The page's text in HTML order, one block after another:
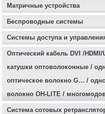
Матричные устройства
Беспроводные системы
Системы доступа и
Оптичеcкий кабель DVI /HDMI/
катушки оптоволоконные /
оптическое волокно G… /
волокно OH-LITE /
Система сотовых